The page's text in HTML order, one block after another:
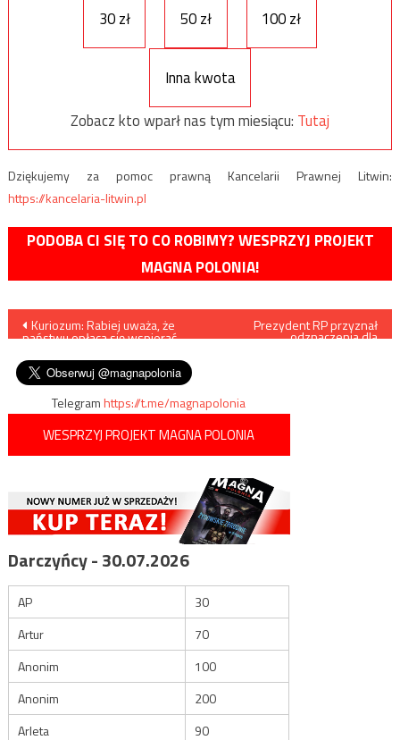
30 zł
50 zł 100 zł
Inna kwota
Zobacz kto wparł nas tym miesiącu: Tutaj
Dziękujemy za pomoc prawną Kancelarii Prawnej Litwin:
https://kancelaria-litwin.pl
PODOBA CI SIĘ TO CO ROBIMY? WESPRZYJ PROJEKT
MAGNA POLONIA!
Nawigacja
wpisu
Kuriozum: Rabiej uważa, że
państwu opłaca się wspierać
Prezydent RP przyznał
odznaczenia dla
Telegramhttps://t.me/magnapolonia
WESPRZYJ PROJEKT MAGNA POLONIA
Darczyńcy - 30.07.2026
AP
30
Artur
70
Anonim
100
Anonim
200
Arleta
90